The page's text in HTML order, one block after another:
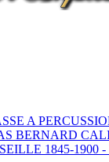
A
BERNARD
1845-1900